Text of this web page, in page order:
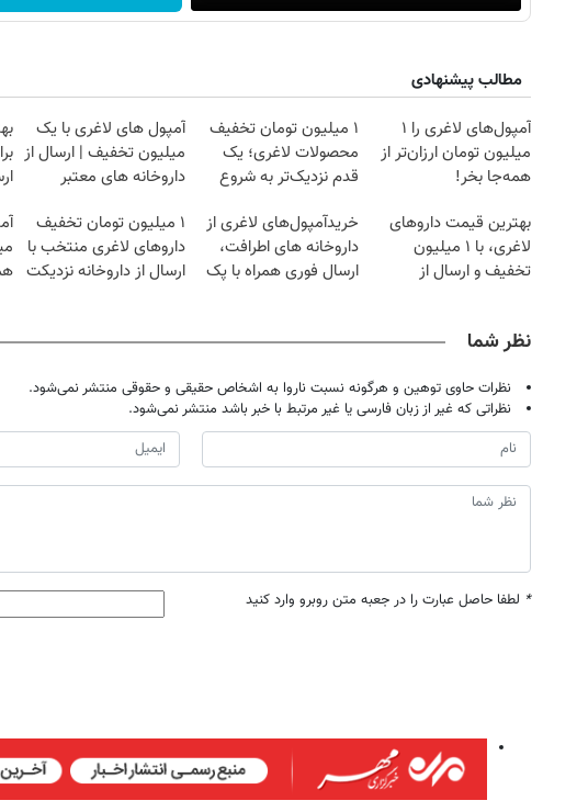
مطالب پیشنهادی
آمپول‌های لاغری را ۱
میلیون تومان ارزان‌تر از
همه‌جا بخر!
۱ میلیون تومان تخفیف
محصولات لاغری؛ یک
قدم نزدیک‌تر به شروع
آمپول های لاغری با یک
میلیون تخفیف | ارسال از
داروخانه های معتبر
بهترین قیمت داروهای
لاغری، با ۱ میلیون
تخفیف و ارسال از
خریدآمپول‌های لاغری از
داروخانه های اطرافت،
ارسال فوری همراه با پک
۱ میلیون تومان تخفیف
داروهای لاغری منتخب با
ارسال از داروخانه نزدیکت
نظر شما
نظرات حاوی توهین و هرگونه نسبت ناروا به اشخاص حقیقی و حقوقی منتشر نمی‌شود.
نظراتی که غیر از زبان فارسی یا غیر مرتبط با خبر باشد منتشر نمی‌شود.
* لطفا حاصل عبارت را در جعبه متن روبرو وارد کنید
روزنامه‌های صبح شنبه ۱۷ مرداد ۱۴۰۵ روزنامه‌های اقتصادی